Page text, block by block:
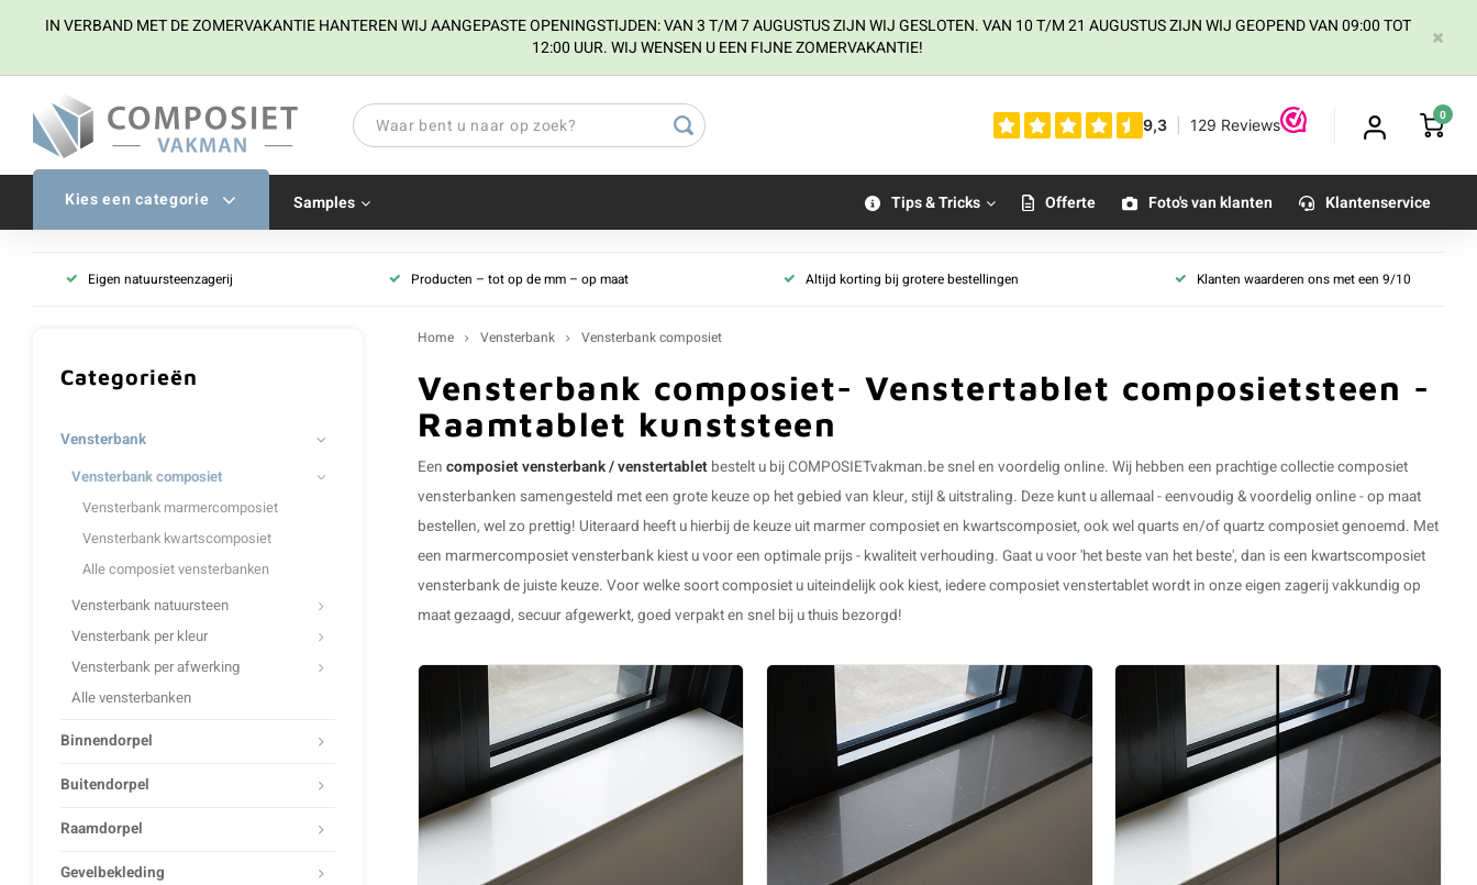
IN VERBAND MET DE ZOMERVAKANTIE HANTEREN WIJ AANGEPASTE OPENINGSTIJDEN: VAN 3 T/M 7 AUGUSTUS ZIJN WIJ GESLOTEN. VAN 10 T/M 21 AUGUSTUS ZIJN WIJ GEOPEND VAN 09:00 TOT
12:00 UUR. WIJ WENSEN U EEN FIJNE ZOMERVAKANTIE!
0
Kies een categorie Samples Tips & Tricks Offerte Foto's van klanten Klantenservice
Eigen natuursteenzagerij Producten – tot op de mm – op maat Altijd korting bij grotere bestellingen Klanten waarderen ons met een 9/10
Categorieën
Vensterbank
Vensterbank composiet
Vensterbank marmercomposiet
Vensterbank kwartscomposiet
Alle composiet vensterbanken
Vensterbank natuursteen
Vensterbank per kleur
Vensterbank per afwerking
Alle vensterbanken
Binnendorpel
Buitendorpel
Raamdorpel
Gevelbekleding
Home Vensterbank Vensterbank composiet
Vensterbank composiet- Venstertablet composietsteen -
Raamtablet kunststeen
Een composiet vensterbank / venstertablet bestelt u bij COMPOSIETvakman.be snel en voordelig online. Wij hebben een prachtige collectie composiet
vensterbanken samengesteld met een grote keuze op het gebied van kleur, stijl & uitstraling. Deze kunt u allemaal - eenvoudig & voordelig online - op maat
bestellen, wel zo prettig! Uiteraard heeft u hierbij de keuze uit marmer composiet en kwartscomposiet, ook wel quarts en/of quartz composiet genoemd. Met
een marmercomposiet vensterbank kiest u voor een optimale prijs - kwaliteit verhouding. Gaat u voor 'het beste van het beste', dan is een kwartscomposiet
vensterbankde juiste keuze. Voor welke soort composiet u uiteindelijk ook kiest, iedere composiet venstertablet wordt in onze eigen zagerij vakkundig op
maat gezaagd, secuur afgewerkt, goed verpakt en snel bij u thuis bezorgd!